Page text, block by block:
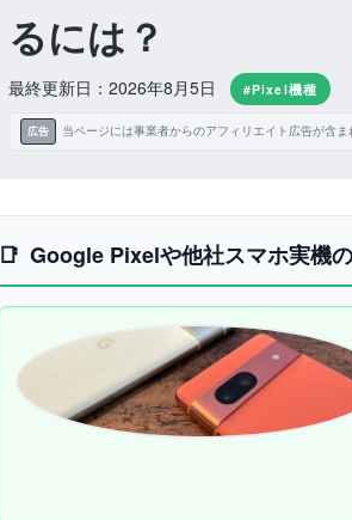
るには？
最終更新日：2026年8月5日 #Pixel機種
広告 当ページには事業者からのアフィリエイト広告が含ま
Google Pixelや他社スマホ実機